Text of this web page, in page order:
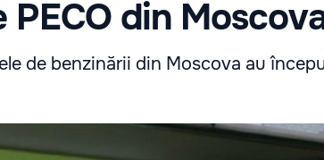
PECO din
de benzinării din Moscova au